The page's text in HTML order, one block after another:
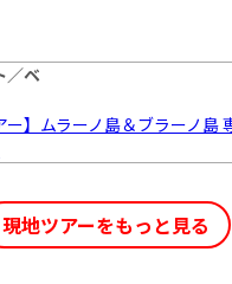
／ベ
ー】ムラーノ島＆ブラーノ島
現地ツアーをもっと見る